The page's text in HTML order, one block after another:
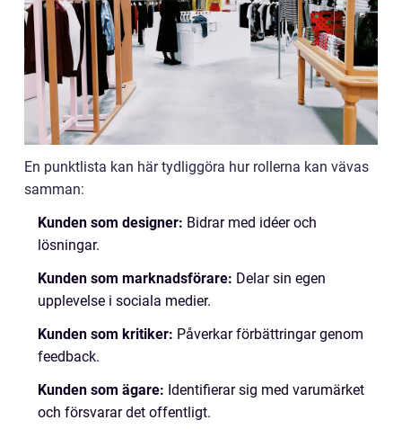
En punktlista kan här tydliggöra hur rollerna kan vävas
samman:
Kunden som designer: Bidrar med idéer och
lösningar.
Kunden som marknadsförare: Delar sin egen
upplevelse i sociala medier.
Kunden som kritiker: Påverkar förbättringar genom
feedback.
Kunden som ägare: Identifierar sig med varumärket
och försvarar det offentligt.